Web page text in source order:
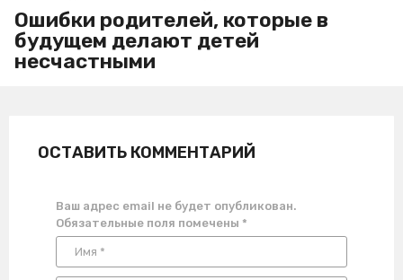
Ошибки родителей, которые в
будущем делают детей
несчастными
ОСТАВИТЬ КОММЕНТАРИЙ
Ваш адрес email не будет опубликован.
Обязательные поля помечены *